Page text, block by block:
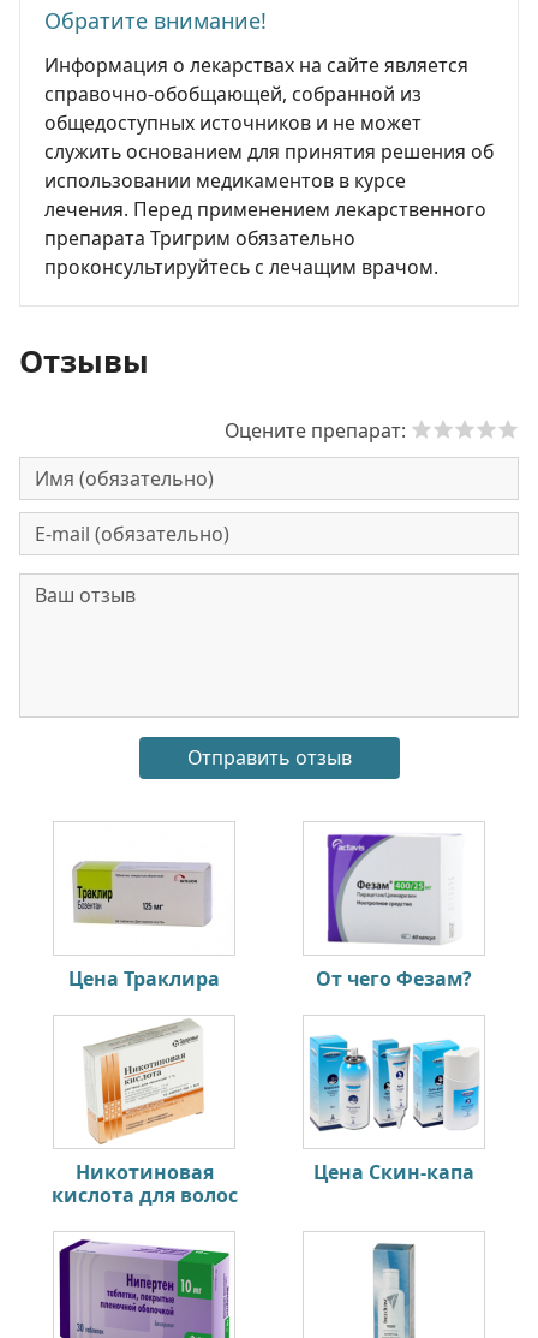
Обратите внимание!
Информация о лекарствах на сайте является
справочно-обобщающей, собранной из
общедоступных источников и не может
служить основанием для принятия решения об
использовании медикаментов в курсе
лечения. Перед применением лекарственного
препарата Тригрим обязательно
проконсультируйтесь с лечащим врачом.
Отзывы
Оцените препарат:
Цена Траклира От чего Фезам?
Никотиновая
кислота для волос
Цена Скин-капа